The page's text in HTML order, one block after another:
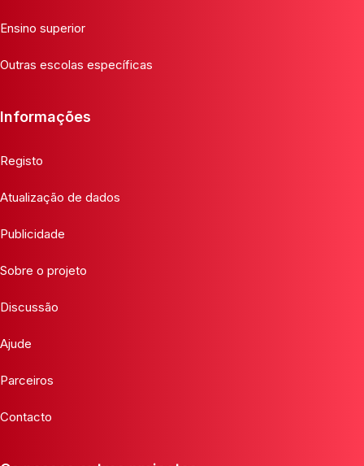
Ensino superior
Outras escolas específicas
Informações
Registo
Atualização de dados
Publicidade
Sobre o projeto
Discussão
Ajude
Parceiros
Contacto